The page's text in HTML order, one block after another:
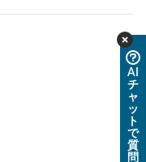
AI
チ
ャ
ッ
ト
で
質
問